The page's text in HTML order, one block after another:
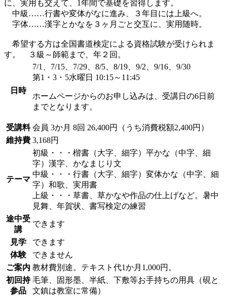
に、実用も交えて、1年間で基礎を習得します。
中級……行書や変体がなに進み、３年目には上級へ。
字体……漢字とかなを３ヶ月ごと交互に、実用随時。
希望する方は全国書道検定による資格試験が受けられま
す。 ３級～師範まで、年２回。
日時
7/1、7/15、7/29、8/5、8/19、9/2、9/16、9/30
第1・3・5水曜日 10:15～11:45
ホームページからのお申し込みは、受講日の6日前
までとなります。
受講料 会員 3か月 8回 26,400円（うち消費税額2,400円）
維持費 3,168円
テーマ
初級・・・楷書（大字、細字）平かな（中字、細
字）漢字、かなまじり文
中級・・・行書（大字、細字）変体かな（中字、細
字）和歌、実用書
上級・・・草書、草かなや作品の仕上げなど。暑中
見舞、年賀状、書写検定の練習
途中受
講
できます
見学
できます
体験
できません
ご案内 教材費別途。テキスト代1か月1,000円。
初回持
参品
毛筆、固形墨、半紙、下敷等お手持ちの用具（硯と
文鎮は教室に常備）